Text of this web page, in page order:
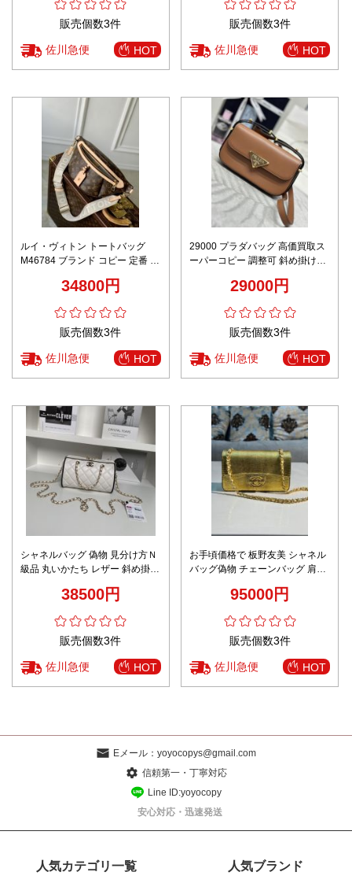
販売個数3件
佐川急便 HOT
販売個数3件
佐川急便 HOT
ルイ・ヴィトン トートバッグ
M46784 ブランド コピー 定番 高
34800円
販売個数3件
佐川急便 HOT
29000 プラダバッグ 高価買取ス
ーパーコピー 調整可 斜め掛けバ
29000円
販売個数3件
佐川急便 HOT
シャネルバッグ 偽物 見分け方Ｎ
級品 丸いかたち レザー 斜め掛け
38500円
販売個数3件
佐川急便 HOT
お手頃価格で 板野友美 シャネル
バッグ偽物 チェーンバッグ 肩掛
95000円
販売個数3件
佐川急便 HOT
Eメール： yoyocopys@gmail.com
信頼第一・丁寧対応
Line ID:yoyocopy
安心対応・迅速発送
人気カテゴリ一覧 人気ブランド